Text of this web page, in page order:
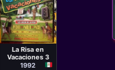
Documental
René Cardona
Jr.
La Risa en
Vacaciones 3
1992